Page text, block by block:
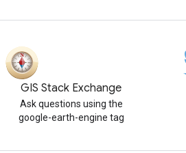
GIS Stack Exchange
Ask questions using the
google-earth-engine tag